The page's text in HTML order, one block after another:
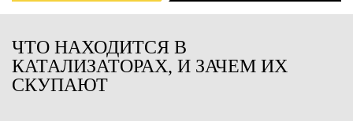
ЧТО НАХОДИТСЯ В
КАТАЛИЗАТОРАХ, И ЗАЧЕМ ИХ
СКУПАЮТ